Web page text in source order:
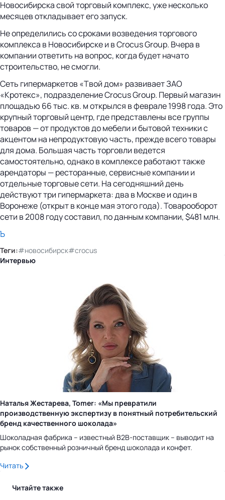
Новосибирска свой торговый комплекс, уже несколько
месяцев откладывает его запуск.
Не определились со сроками возведения торгового
комплекса в Новосибирске и в Crocus Group. Вчера в
компании ответить на вопрос, когда будет начато
строительство, не смогли.
Сеть гипермаркетов «Твой дом» развивает ЗАО
«Кротекс», подразделение Crocus Group. Первый магазин
площадью 66 тыс. кв. м открылся в феврале 1998 года. Это
крупный торговый центр, где представлены все группы
товаров — от продуктов до мебели и бытовой техники с
акцентом на непродуктовую часть, прежде всего товары
для дома. Большая часть торговли ведется
самостоятельно, однако в комплексе работают также
арендаторы — ресторанные, сервисные компании и
отдельные торговые сети. На сегодняшний день
действуют три гипермаркета: два в Москве и один в
Воронеже (открыт в конце мая этого года). Товарооборот
сети в 2008 году составил, по данным компании, $481 млн.
Ъ
Теги:#новосибирск#crocus
Интервью
Наталья Жестарева, Tomer: «Мы превратили
производственную экспертизу в понятный потребительский
бренд качественного шоколада»
Шоколадная фабрика – известный B2B-поставщик – выводит на
рынок собственный розничный бренд шоколада и конфет.
Читать
Читайте также